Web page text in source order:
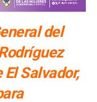
del
Salvador,